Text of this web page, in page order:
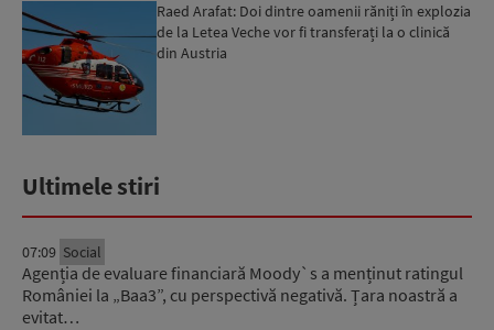
Raed Arafat: Doi dintre oamenii răniți în explozia
de la Letea Veche vor fi transferați la o clinică
din Austria
Ultimele stiri
07:09 Social
Agenția de evaluare financiară Moody`s a menținut ratingul
României la „Baa3”, cu perspectivă negativă. Țara noastră a
evitat…